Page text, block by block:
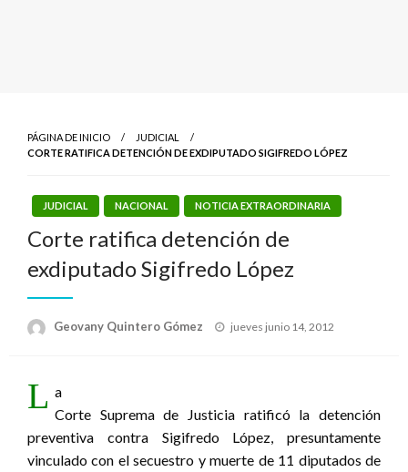
PÁGINA DE INICIO
JUDICIAL
CORTE RATIFICA DETENCIÓN DE EXDIPUTADO SIGIFREDO LÓPEZ
JUDICIAL NACIONAL NOTICIA EXTRAORDINARIA
Corte ratifica detención de
exdiputado Sigifredo López
Geovany Quintero Gómez
Publicado
jueves junio 14, 2012
L a
Corte Suprema de Justicia ratificó la detención
preventiva contra Sigifredo López, presuntamente
vinculado con el secuestro y muerte de 11 diputados de